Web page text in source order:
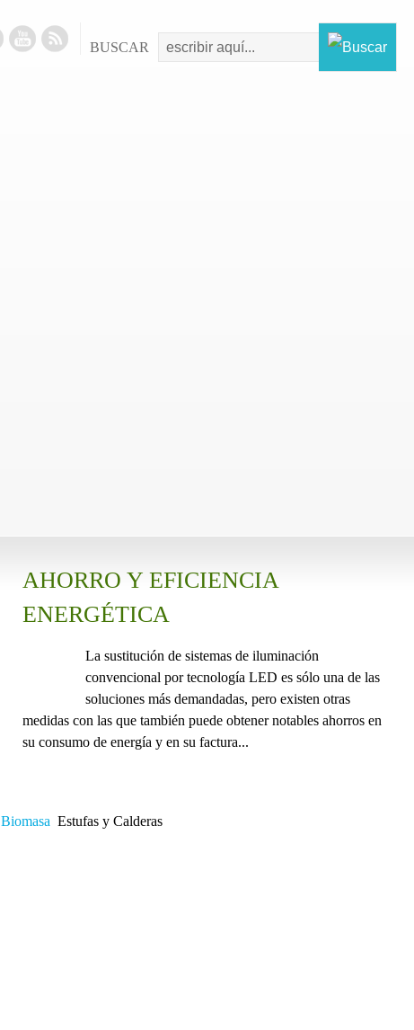
BUSCAR
AHORRO Y EFICIENCIA
ENERGÉTICA
La sustitución de sistemas de iluminación
convencional por tecnología LED es sólo una de las
soluciones más demandadas, pero existen otras
medidas con las que también puede obtener notables ahorros en
su consumo de energía y en su factura...
Biomasa Estufas y Calderas